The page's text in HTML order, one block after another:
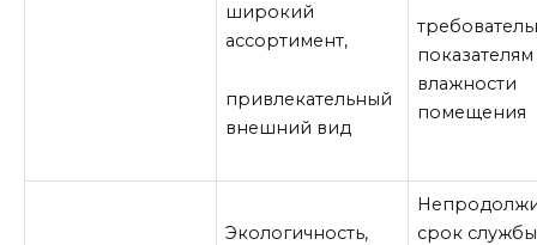
широкий
ассортимент,
привлекательный
внешний вид
показателям
влажности
помещения
Экологичность,
срок